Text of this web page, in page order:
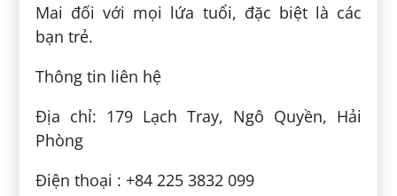
Mai đối với mọi lứa tuổi, đặc biệt là các
bạn trẻ.
Thông tin liên hệ
Địa chỉ: 179 Lạch Tray, Ngô Quyền, Hải
Phòng
Điện thoại : +84 225 3832 099